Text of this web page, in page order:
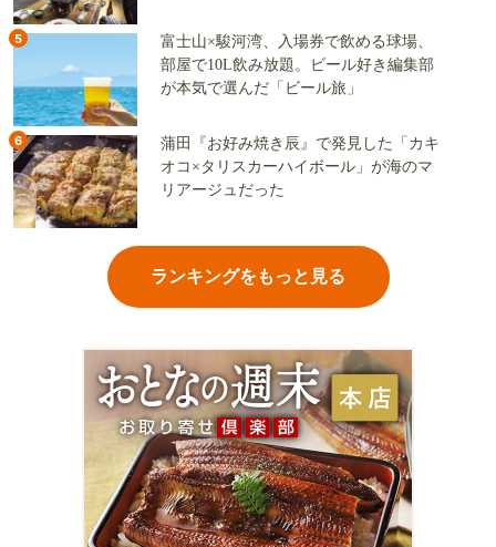
5
富士山×駿河湾、入場券で飲める球場、
部屋で10L飲み放題。ビール好き編集部
が本気で選んだ「ビール旅」
6
蒲田『お好み焼き辰』で発見した「カキ
オコ×タリスカーハイボール」が海のマ
リアージュだった
ランキングをもっと見る